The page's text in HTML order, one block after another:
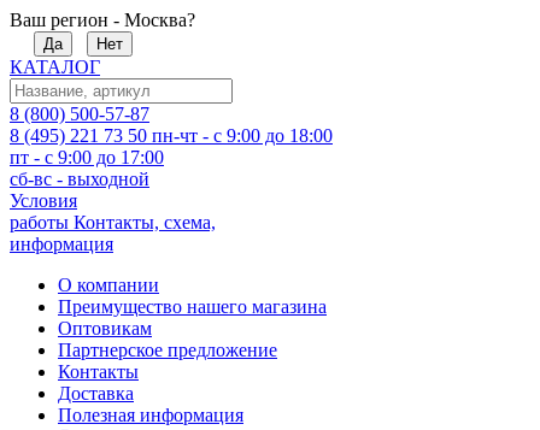
Ваш регион - Москва?
Да Нет
КАТАЛОГ
8 (800) 500-57-87
8 (495) 221 73 50 пн-чт - с 9:00 до 18:00
пт - с 9:00 до 17:00
сб-вс - выходной
Условия
работы Контакты, схема,
информация
О компании
Преимущество нашего магазина
Оптовикам
Партнерское предложение
Контакты
Доставка
Полезная информация